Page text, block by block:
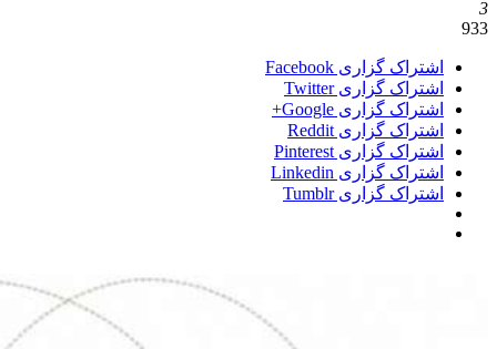
3
933
اشتراک گزاری Facebook
اشتراک گزاری Twitter
اشتراک گزاری Google+
اشتراک گزاری Reddit
اشتراک گزاری Pinterest
اشتراک گزاری Linkedin
اشتراک گزاری Tumblr